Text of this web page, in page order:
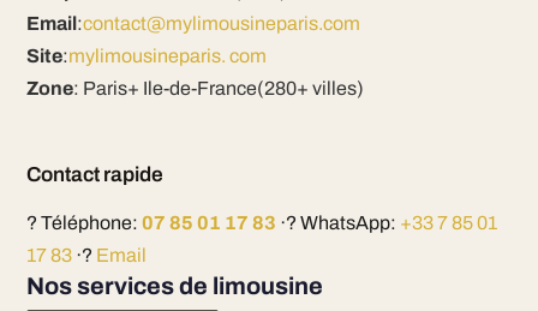
Email:contact@mylimousineparis.com
Site:mylimousineparis. com
Zone: Paris+ Ile-de-France(280+ villes)
Contact rapide
? Téléphone: 07 85 01 17 83 ·? WhatsApp: +33 7 85 01
17 83·? Email
Nos services de limousine